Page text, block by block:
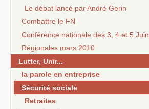
Le débat lancé par André Gerin
Combattre le FN
Conférence nationale des 3, 4 et 5 Juin
Régionales mars 2010
Lutter, Unir...
la parole en entreprise
Sécurité sociale
Retraites